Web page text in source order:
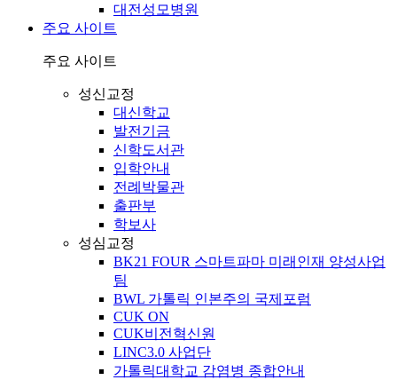
대전성모병원
주요 사이트
주요 사이트
성신교정
대신학교
발전기금
신학도서관
입학안내
전례박물관
출판부
학보사
성심교정
BK21 FOUR 스마트파마 미래인재 양성사업
팀
BWL 가톨릭 인본주의 국제포럼
CUK ON
CUK비전혁신원
LINC3.0 사업단
가톨릭대학교 감염병 종합안내